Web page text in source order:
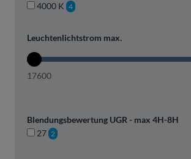
4000 K 4
Leuchtenlichtstrom max.
17600
Blendungsbewertung UGR - max 4H-8H
27 2